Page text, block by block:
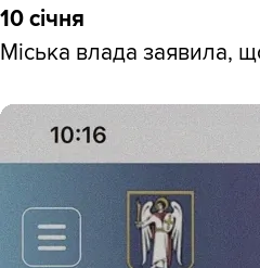
10 січня
Міська влада заявила,